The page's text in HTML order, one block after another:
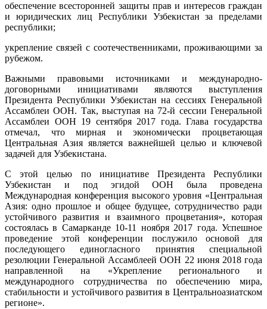
обеспечение всесторонней защиты прав и интересов граждан
и юридических лиц Республики Узбекистан за пределами
республики;
укрепление связей с соотечественниками, проживающими за
рубежом.
Важными правовыми источниками и международно-
договорными инициативами являются выступления
Президента Республики Узбекистан на сессиях Генеральной
Ассамблеи ООН. Так, выступая на 72-й сессии Генеральной
Ассамблеи ООН 19 сентября 2017 года. Глава государства
отмечал, что мирная и экономически процветающая
Центральная Азия является важнейшей целью и ключевой
задачей для Узбекистана.
С этой целью по инициативе Президента Республики
Узбекистан и под эгидой ООН была проведена
Международная конференция высокого уровня «Центральная
Азия: одно прошлое и общее будущее, сотрудничество ради
устойчивого развития и взаимного процветания», которая
состоялась в Самарканде 10-11 ноября 2017 года. Успешное
проведение этой конференции послужило основой для
последующего единогласного принятия специальной
резолюции Генеральной Ассамблеей ООН 22 июня 2018 года
направленной на «Укрепление регионального и
международного сотрудничества по обеспечению мира,
стабильности и устойчивого развития в Центральноазиатском
регионе».